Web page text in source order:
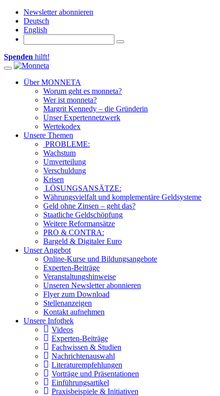
Newsletter abonnieren
Deutsch
English
Spenden hilft!
Toggle navigation
Über MONNETA
Worum geht es monneta?
Wer ist monneta?
Margrit Kennedy – die Gründerin
Unser Expertennetzwerk
Wertekodex
Unsere Themen
PROBLEME:
Wachstum
Umverteilung
Verschuldung
Krisen
LÖSUNGSANSÄTZE:
Währungsvielfalt und komplementäre Geldsysteme
Geld ohne Zinsen – geht das?
Staatliche Geldschöpfung
Weitere Reformansätze
PRO & CONTRA:
Bargeld & Digitaler Euro
Unser Angebot
Online-Kurse und Bildungsangebote
Experten-Beiträge
Veranstaltungshinweise
Unseren Newsletter abonnieren
Flyer zum Download
Stellenanzeigen
Kontakt aufnehmen
Unsere Infothek
Videos
Experten-Beiträge
Fachwissen & Studien
Nachrichtenauswahl
Literaturempfehlungen
Vorträge und Präsentationen
Einführungsartikel
Praxisbeispiele & Initiativen